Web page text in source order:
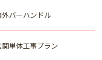
外バーハンドル
関単体工事プラン